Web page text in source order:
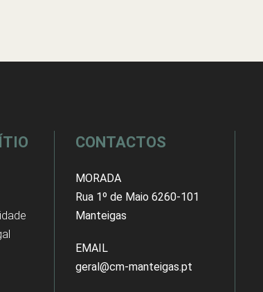
CONTACTOS
MORADA
Rua 1º de Maio 6260-101
Manteigas
EMAIL
geral@cm-manteigas.pt